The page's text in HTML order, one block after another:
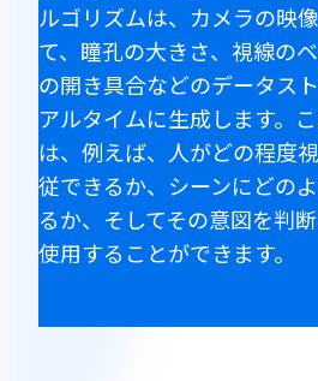
ルゴリズムは、カメラの映
て、瞳孔の大きさ、視線の
の開き具合などのデータス
アルタイムに生成します。
は、例えば、人がどの程度
従できるか、シーンにどの
るか、そしてその意図を判
使用することができます。